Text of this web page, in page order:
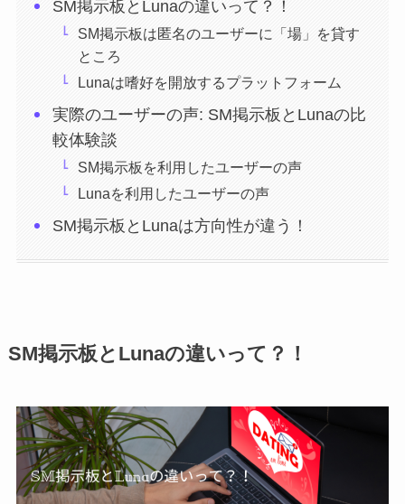
SM掲示板とLunaの違いって？！
SM掲示板は匿名のユーザーに「場」を貸す
ところ
Lunaは嗜好を開放するプラットフォーム
実際のユーザーの声: SM掲示板とLunaの比
較体験談
SM掲示板を利用したユーザーの声
Lunaを利用したユーザーの声
SM掲示板とLunaは方向性が違う！
SM掲示板とLunaの違いって？！